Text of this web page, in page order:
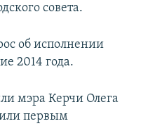
совета.
об исполнении
2014 года.
мэра Керчи Олега
первым